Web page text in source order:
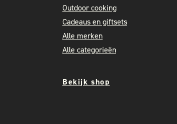
Outdoor cooking
Cadeaus en giftsets
Alle merken
Alle categorieën
Bekijk shop